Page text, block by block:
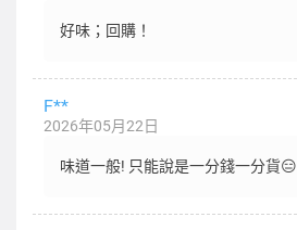
好味；回購！
F**
2026年05月22日
味道一般! 只能說是一分錢一分貨😑